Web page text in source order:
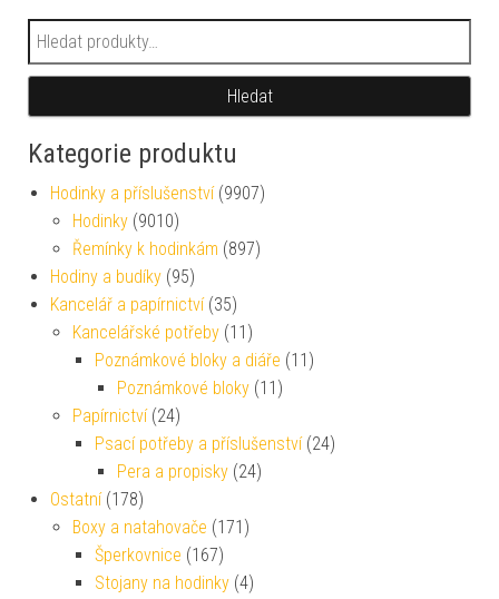
Hledat:
Hledat
Kategorie produktu
Hodinky a příslušenství (9907)
Hodinky (9010)
Řemínky k hodinkám (897)
Hodiny a budíky (95)
Kancelář a papírnictví (35)
Kancelářské potřeby (11)
Poznámkové bloky a diáře (11)
Poznámkové bloky (11)
Papírnictví (24)
Psací potřeby a příslušenství (24)
Pera a propisky (24)
Ostatní (178)
Boxy a natahovače (171)
Šperkovnice (167)
Stojany na hodinky (4)